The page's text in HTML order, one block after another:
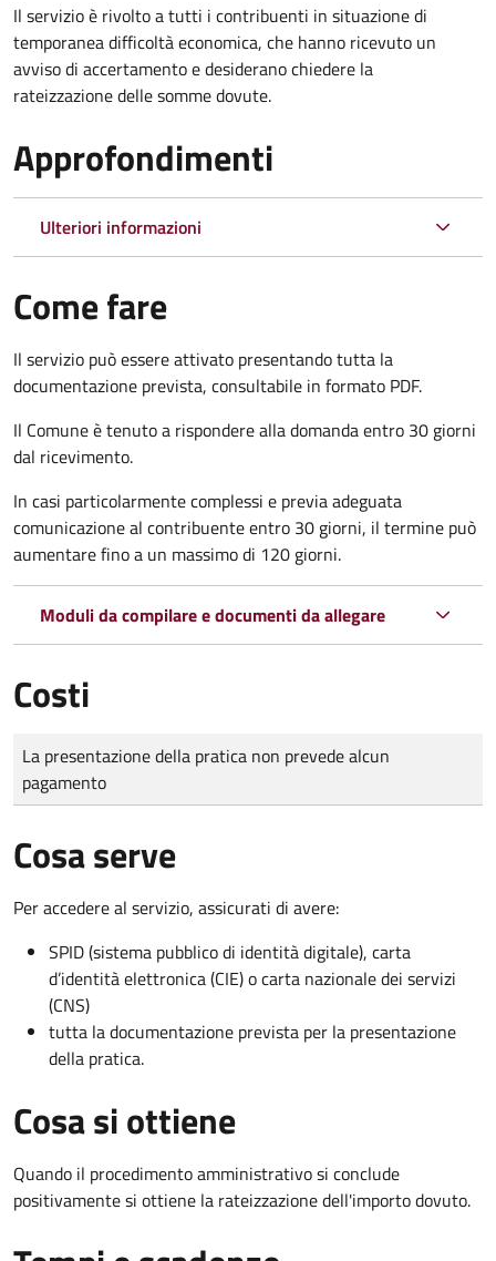
Il servizio è rivolto a tutti i contribuenti in situazione di
temporanea difficoltà economica, che hanno ricevuto un
avviso di accertamento e desiderano chiedere la
rateizzazione delle somme dovute.
Approfondimenti
Ulteriori informazioni
Come fare
Il servizio può essere attivato presentando tutta la
documentazione prevista, consultabile in formato PDF.
Il Comune è tenuto a rispondere alla domanda entro 30 giorni
dal ricevimento.
In casi particolarmente complessi e previa adeguata
comunicazione al contribuente entro 30 giorni, il termine può
aumentare fino a un massimo di 120 giorni.
Moduli da compilare e documenti da allegare
Costi
Tipo di pagamento
Importo
La presentazione della pratica non prevede alcun
pagamento
Cosa serve
Per accedere al servizio, assicurati di avere:
SPID (sistema pubblico di identità digitale), carta
d’identità elettronica (CIE) o carta nazionale dei servizi
(CNS)
tutta la documentazione prevista per la presentazione
della pratica.
Cosa si ottiene
Quando il procedimento amministrativo si conclude
positivamente si ottiene la rateizzazione dell'importo dovuto.